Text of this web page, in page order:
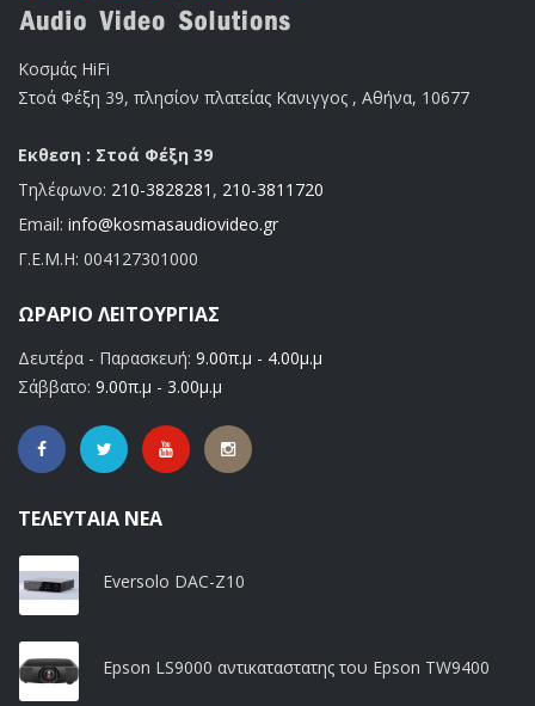
Κοσμάς HiFi
Στοά Φέξη 39, πλησίον πλατείας Κανιγγος , Αθήνα, 10677
Εκθεση : Στοά Φέξη 39
Τηλέφωνο: 210-3828281 , 210-3811720
Email: info@kosmasaudiovideo.gr
Γ.Ε.Μ.Η: 004127301000
ΩΡΆΡΙΟ ΛΕΙΤΟΥΡΓΊΑΣ
Δευτέρα - Παρασκευή: 9.00π.μ - 4.00μ.μ
Σάββατο: 9.00π.μ - 3.00μ.μ
ΤΕΛΕΥΤΑΊΑ ΝΈΑ
Eversolo DAC-Z10
Epson LS9000 αντικαταστατης του Epson TW9400